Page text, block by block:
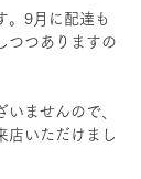
。9月に配達も
つつありますの
ませんので、
店いただけまし